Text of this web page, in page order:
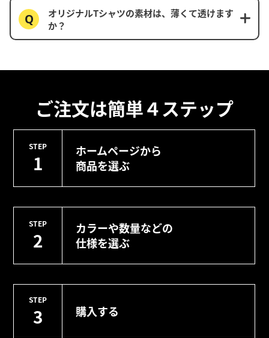
オリジナルTシャツの素材は、薄くて透けます
か？
ご注文は簡単４ステップ
STEP
1
ホームページから
商品を選ぶ
STEP
2
カラーや数量などの
仕様を選ぶ
STEP
3 購入する